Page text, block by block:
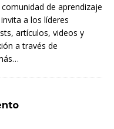
de aprendizaje
a los líderes
artículos, videos y
a través de